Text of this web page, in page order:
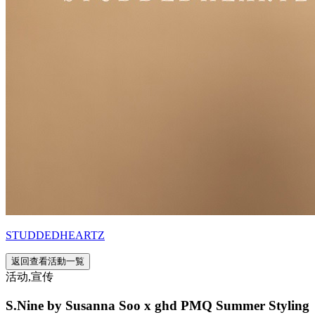
STUDDEDHEARTZ
返回查看活動一覧
活动,宣传
S.Nine by Susanna Soo x ghd PMQ Summer Styling